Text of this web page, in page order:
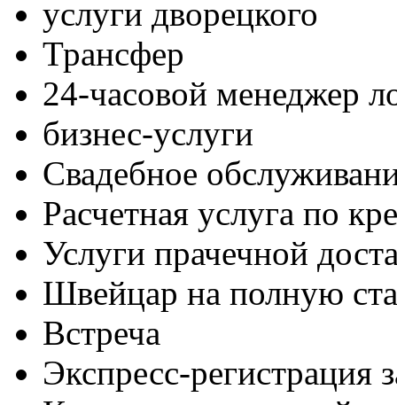
услуги дворецкого
Трансфер
24-часовой менеджер
бизнес-услуги
Свадебное
Расчетная услуга по
Услуги прачечной
Швейцар на полную
Встреча
Экспресс-регистрация